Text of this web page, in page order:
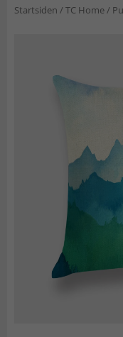
Startsiden /TC Home/